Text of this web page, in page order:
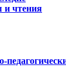
и чтения